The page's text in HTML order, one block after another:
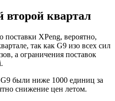
квартал
поставки XPeng, вероятно,
так как G9 изо всех сил
а ограничения поставок
были ниже 1000 единиц за
снижение цен летом.